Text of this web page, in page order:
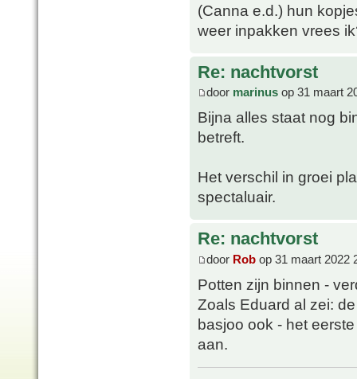
(Canna e.d.) hun
weer inpakken vrees
Re: nachtvorst
door marinus op 31 maart
Bijna alles staat nog
betreft.
Het verschil in groei
spectaluair.
Re: nachtvorst
door Rob op 31 maart 2022
Potten zijn binnen -
Zoals Eduard al zei:
basjoo ook - het
aan.